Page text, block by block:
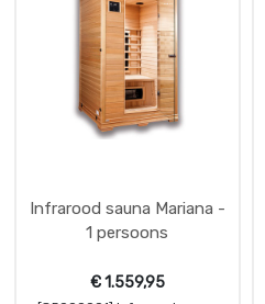
Infrarood sauna Mariana -
1 persoons
€1.559,95